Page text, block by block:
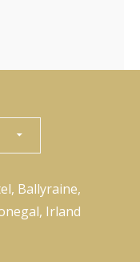
Ballyraine,
Irland